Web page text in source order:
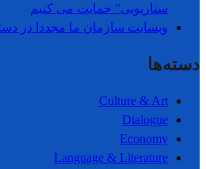
سناریویی” حمایت می کنیم
وبسایت سازمان ما مجددا در
دسته‌ها
Culture & Art
Dialogue
Economy
Language & Literature